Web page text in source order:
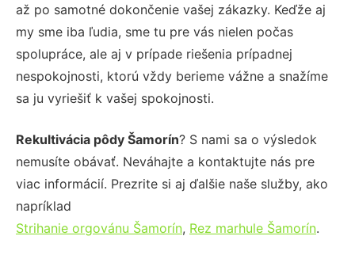
až po samotné dokončenie vašej zákazky. Keďže aj
my sme iba ľudia, sme tu pre vás nielen počas
spolupráce, ale aj v prípade riešenia prípadnej
nespokojnosti, ktorú vždy berieme vážne a snažíme
sa ju vyriešiť k vašej spokojnosti.
Rekultivácia pôdy Šamorín? S nami sa o výsledok
nemusíte obávať. Neváhajte a kontaktujte nás pre
viac informácií. Prezrite si aj ďalšie naše služby, ako
napríklad
Strihanie orgovánu Šamorín, Rez marhule Šamorín.